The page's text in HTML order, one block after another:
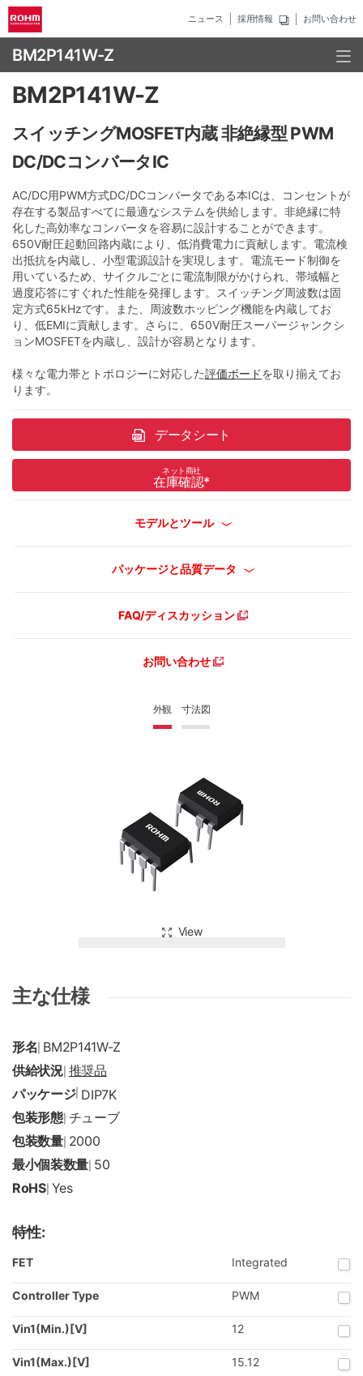
ニュース 採用情報 お問い合わせ
BM2P141W-Z
外観 寸法図
View
BM2P141W-Z
スイッチングMOSFET内蔵 非絶縁型 PWM
DC/DCコンバータIC
AC/DC用PWM方式DC/DCコンバータである本ICは、コンセントが
存在する製品すべてに最適なシステムを供給します。非絶縁に特
化した高効率なコンバータを容易に設計することができます。
650V耐圧起動回路内蔵により、低消費電力に貢献します。電流検
出抵抗を内蔵し、小型電源設計を実現します。電流モード制御を
用いているため、サイクルごとに電流制限がかけられ、帯域幅と
過度応答にすぐれた性能を発揮します。スイッチング周波数は固
定方式65kHzです。また、周波数ホッピング機能を内蔵してお
り、低EMIに貢献します。さらに、650V耐圧スーパージャンクシ
ョンMOSFETを内蔵し、設計が容易となります。
様々な電力帯とトポロジーに対応した評価ボードを取り揃えてお
ります。
データシート
ネット商社
在庫確認*
モデルとツール
パッケージと品質データ
FAQ/ディスカッション
お問い合わせ
主な仕様
形名 BM2P141W-Z
供給状況| 推奨品
パッケージ| DIP7K
包装形態| チューブ
包装数量| 2000
最小個装数量 50
RoHS| Yes
特性:
FET Integrated
Controller Type PWM
Vin1(Min.)[V] 12
Vin1(Max.)[V] 15.12